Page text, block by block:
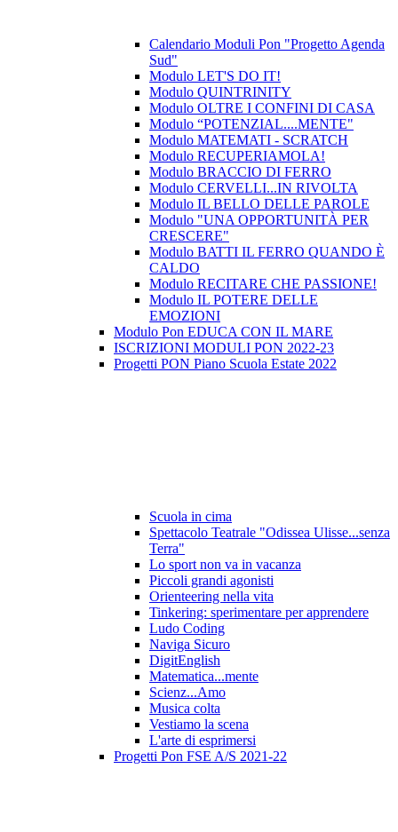
Calendario Moduli Pon "Progetto Agenda
Sud"
Modulo LET'S DO IT!
Modulo QUINTRINITY
Modulo OLTRE I CONFINI DI CASA
Modulo “POTENZIAL....MENTE"
Modulo MATEMATI - SCRATCH
Modulo RECUPERIAMOLA!
Modulo BRACCIO DI FERRO
Modulo CERVELLI...IN RIVOLTA
Modulo IL BELLO DELLE PAROLE
Modulo "UNA OPPORTUNITÀ PER
CRESCERE"
Modulo BATTI IL FERRO QUANDO È
CALDO
Modulo RECITARE CHE PASSIONE!
Modulo IL POTERE DELLE
EMOZIONI
Modulo Pon EDUCA CON IL MARE
ISCRIZIONI MODULI PON 2022-23
Progetti PON Piano Scuola Estate 2022
Scuola in cima
Spettacolo Teatrale "Odissea Ulisse...senza
Terra"
Lo sport non va in vacanza
Piccoli grandi agonisti
Orienteering nella vita
Tinkering: sperimentare per apprendere
Ludo Coding
Naviga Sicuro
DigitEnglish
Matematica...mente
Scienz...Amo
Musica colta
Vestiamo la scena
L'arte di esprimersi
Progetti Pon FSE A/S 2021-22